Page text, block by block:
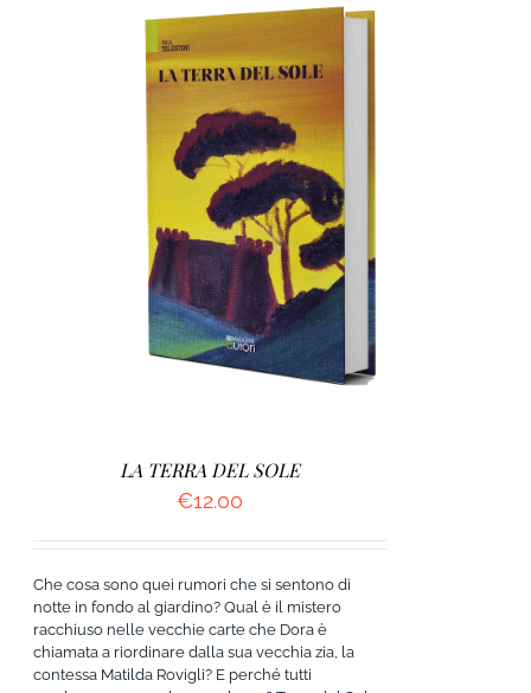
AGGIUNGI AL CARRELLO / DETTAGLI
LA TERRA DEL SOLE
€12.00
Che cosa sono quei rumori che si sentono di
notte in fondo al giardino? Qual è il mistero
racchiuso nelle vecchie carte che Dora è
chiamata a riordinare dalla sua vecchia zia, la
contessa Matilda Rovigli? E perché tutti